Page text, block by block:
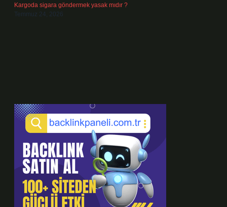
Kargoda sigara göndermek yasak mıdır ?
Temmuz 24, 2026